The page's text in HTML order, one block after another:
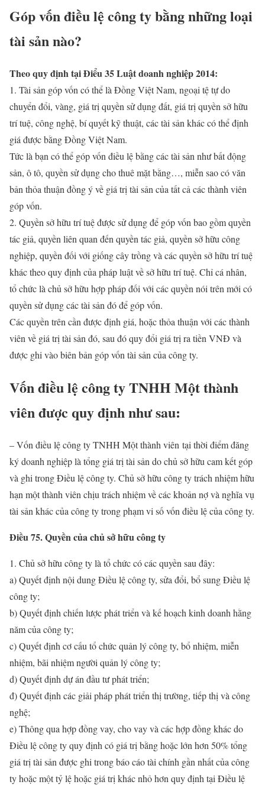
Góp vốn điều lệ công ty bằng những loại
tài sản nào?
Theo quy định tại Điểu 35 Luật doanh nghiệp 2014:
1. Tài sản góp vốn có thể là Đồng Việt Nam, ngoại tệ tự do
chuyển đổi, vàng, giá trị quyền sử dụng đất, giá trị quyền sở hữu
trí tuệ, công nghệ, bí quyết kỹ thuật, các tài sản khác có thể định
giá được bằng Đồng Việt Nam.
Tức là bạn có thể góp vốn điều lệ bằng các tài sản như bất động
sản, ô tô, quyền sử dụng cho thuê mặt bằng…, miễn sao có văn
bản thỏa thuận đồng ý về giá trị tài sản của tất cả các thành viên
góp vốn.
2. Quyền sở hữu trí tuệ được sử dụng để góp vốn bao gồm quyền
tác giả, quyền liên quan đến quyền tác giả, quyền sở hữu công
nghiệp, quyền đối với giống cây trồng và các quyền sở hữu trí tuệ
khác theo quy định của pháp luật về sở hữu trí tuệ. Chỉ cá nhân,
tổ chức là chủ sở hữu hợp pháp đối với các quyền nói trên mới có
quyền sử dụng các tài sản đó để góp vốn.
Các quyền trên cần được định giá, hoặc thỏa thuận với các thành
viên về giá trị tài sản đó, sau đó quy đổi giá trị ra tiền VNĐ và
được ghi vào biên bản góp vốn tài sản của công ty.
Vốn điều lệ công ty TNHH Một thành
viên được quy định như sau:
– Vốn điều lệ công ty TNHH Một thành viên tại thời điểm đăng
ký doanh nghiệp là tổng giá trị tài sản do chủ sở hữu cam kết góp
và ghi trong Điều lệ công ty. Chủ sở hữu công ty trách nhiệm hữu
hạn một thành viên chịu trách nhiệm về các khoản nợ và nghĩa vụ
tài sản khác của công ty trong phạm vi số vốn điều lệ của công ty.
Điều 75. Quyền của chủ sở hữu công ty
1. Chủ sở hữu công ty là tổ chức có các quyền sau đây:
a) Quyết định nội dung Điều lệ công ty, sửa đổi, bổ sung Điều lệ
công ty;
b) Quyết định chiến lược phát triển và kế hoạch kinh doanh hằng
năm của công ty;
c) Quyết định cơ cấu tổ chức quản lý công ty, bổ nhiệm, miễn
nhiệm, bãi nhiệm người quản lý công ty;
d) Quyết định dự án đầu tư phát triển;
đ) Quyết định các giải pháp phát triển thị trường, tiếp thị và công
nghệ;
e) Thông qua hợp đồng vay, cho vay và các hợp đồng khác do
Điều lệ công ty quy định có giá trị bằng hoặc lớn hơn 50% tổng
giá trị tài sản được ghi trong báo cáo tài chính gần nhất của công
ty hoặc một tỷ lệ hoặc giá trị khác nhỏ hơn quy định tại Điều lệ